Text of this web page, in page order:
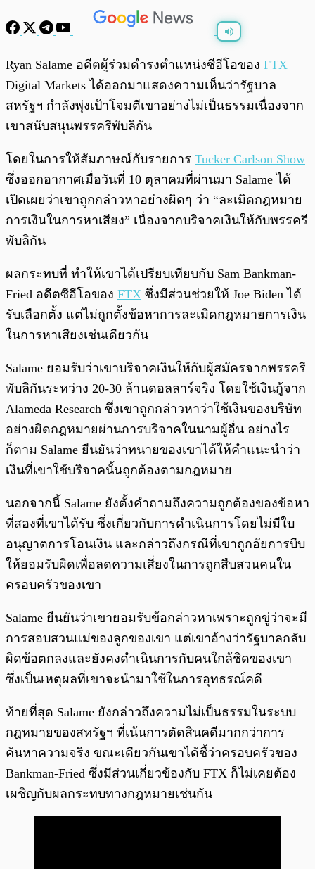
Ryan Salame อดีตผู้ร่วมดำรงตำแหน่งซีอีโอของ FTX
Digital Markets ได้ออกมาแสดงความเห็นว่ารัฐบาล
สหรัฐฯ กำลังพุ่งเป้าโจมตีเขาอย่างไม่เป็นธรรมเนื่องจาก
เขาสนับสนุนพรรครีพับลิกัน
โดยในการให้สัมภาษณ์กับรายการ Tucker Carlson Show
ซึ่งออกอากาศเมื่อวันที่ 10 ตุลาคมที่ผ่านมา Salame ได้
เปิดเผยว่าเขาถูกกล่าวหาอย่างผิดๆ ว่า “ละเมิดกฎหมาย
การเงินในการหาเสียง” เนื่องจากบริจาคเงินให้กับพรรครี
พับลิกัน
ผลกระทบที่ ทำให้เขาได้เปรียบเทียบกับ Sam Bankman-
Fried อดีตซีอีโอของ FTX ซึ่งมีส่วนช่วยให้ Joe Biden ได้
รับเลือกตั้ง แต่ไม่ถูกตั้งข้อหาการละเมิดกฎหมายการเงิน
ในการหาเสียงเช่นเดียวกัน
Salame ยอมรับว่าเขาบริจาคเงินให้กับผู้สมัครจากพรรครี
พับลิกันระหว่าง 20-30 ล้านดอลลาร์จริง โดยใช้เงินกู้จาก
Alameda Research ซึ่งเขาถูกกล่าวหาว่าใช้เงินของบริษัท
อย่างผิดกฎหมายผ่านการบริจาคในนามผู้อื่น อย่างไร
ก็ตาม Salame ยืนยันว่าทนายของเขาได้ให้คำแนะนำว่า
เงินที่เขาใช้บริจาคนั้นถูกต้องตามกฎหมาย
นอกจากนี้ Salame ยังตั้งคำถามถึงความถูกต้องของข้อหา
ที่สองที่เขาได้รับ ซึ่งเกี่ยวกับการดำเนินการโดยไม่มีใบ
อนุญาตการโอนเงิน และกล่าวถึงกรณีที่เขาถูกอัยการบีบ
ให้ยอมรับผิดเพื่อลดความเสี่ยงในการถูกสืบสวนคนใน
ครอบครัวของเขา
Salame ยืนยันว่าเขายอมรับข้อกล่าวหาเพราะถูกขู่ว่าจะมี
การสอบสวนแม่ของลูกของเขา แต่เขาอ้างว่ารัฐบาลกลับ
ผิดข้อตกลงและยังคงดำเนินการกับคนใกล้ชิดของเขา
ซึ่งเป็นเหตุผลที่เขาจะนำมาใช้ในการอุทธรณ์คดี
ท้ายที่สุด Salame ยังกล่าวถึงความไม่เป็นธรรมในระบบ
กฎหมายของสหรัฐฯ ที่เน้นการตัดสินคดีมากกว่าการ
ค้นหาความจริง ขณะเดียวกันเขาได้ชี้ว่าครอบครัวของ
Bankman-Fried ซึ่งมีส่วนเกี่ยวข้องกับ FTX ก็ไม่เคยต้อง
เผชิญกับผลกระทบทางกฎหมายเช่นกัน